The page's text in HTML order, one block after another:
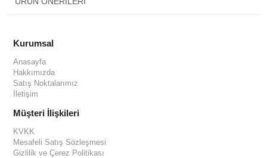
Kurumsal
Anasayfa
Hakkımızda
Satış Noktalarımız
İletişim
Müşteri İlişkileri
KVKK
Mesafeli Satış Sözleşmesi
Gizlilik ve Çerez Politikası